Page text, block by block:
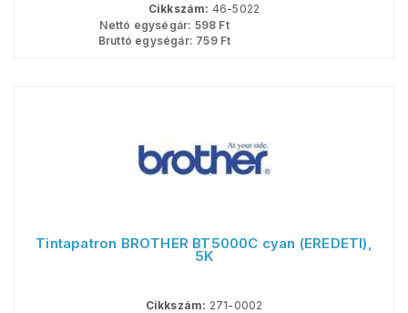
Cikkszám: 46-5022
Nettó egységár: 598 Ft
Bruttó egységár: 759Ft
Tintapatron BROTHER BT5000C cyan (EREDETI),
5K
Cikkszám: 271-0002